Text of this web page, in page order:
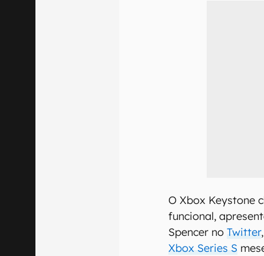
O Xbox Keystone
funcional,
Spencer noTwitter
Xbox Series S